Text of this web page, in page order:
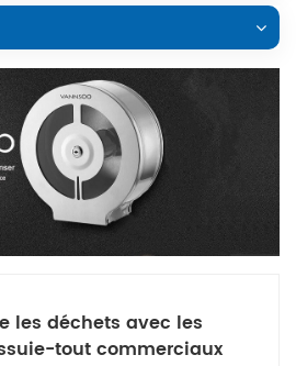
les déchets avec les
tout commerciaux